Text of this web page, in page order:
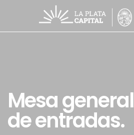
Mesa general
de entradas.